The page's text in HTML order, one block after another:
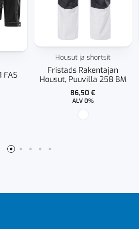
FAS
Housut ja shortsit
Fristads Rakentajan
Housut, Puuvilla 258 BM
86,50€
ALV 0%